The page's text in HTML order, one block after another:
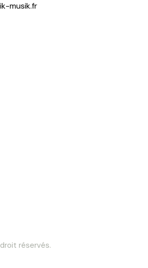
musik.fr
réservés.